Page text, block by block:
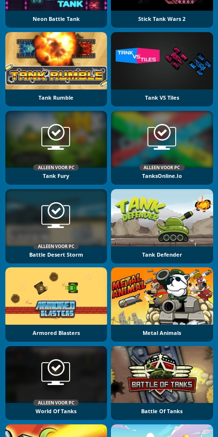
Neon Battle Tank Stick Tank Wars 2
Tank Rumble Tank VS Tiles
ALLEEN VOOR PC
Tank Fury
ALLEEN VOOR PC
TanksOnline.io
ALLEEN VOOR PC
Battle Desert Storm Tank Defender
Armored Blasters Metal Animals
ALLEEN VOOR PC
World Of Tanks Battle Of Tanks